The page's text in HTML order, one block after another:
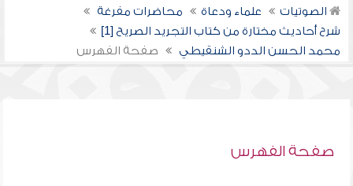
الصوتيات علماء ودعاة
محاضرات مفرغة
شرح أحاديث مختارة من كتاب التجريد الصريح [1]
محمد الحسن الددو الشنقيطي
صفحة الفهرس
صفحة الفهرس